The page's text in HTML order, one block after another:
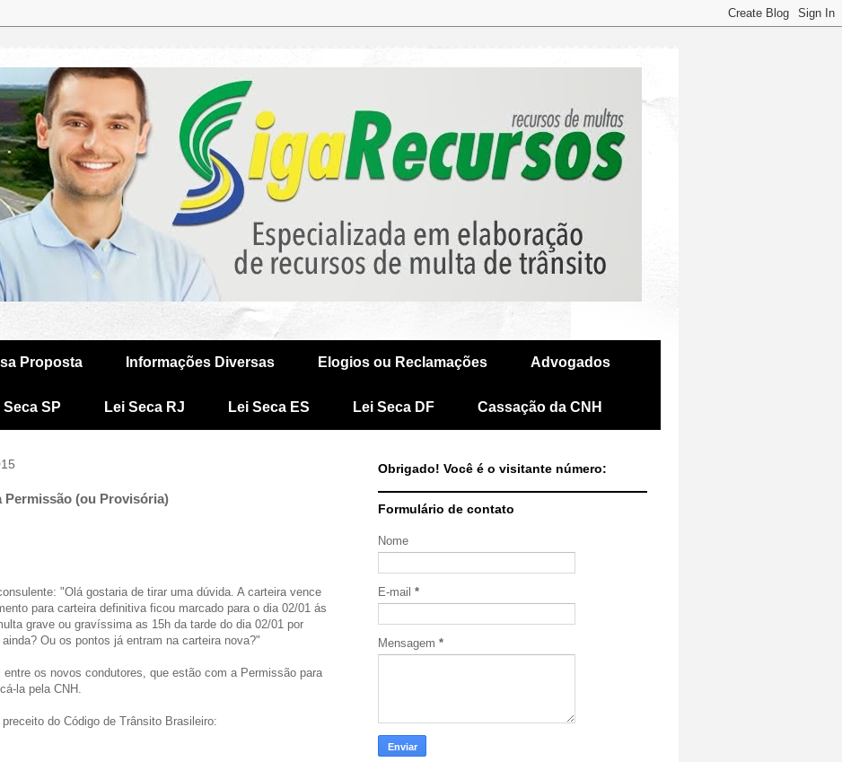
Proposta Informações Diversas Elogios ou Reclamações Advogados
Seca SP Lei Seca RJ Lei Seca ES Lei Seca DF Cassação da CNH
Permissão (ou Provisória)
"Olá gostaria de tirar uma dúvida. A carteira vence
para carteira definitiva ficou marcado para o dia 02/01 ás
grave ou gravíssima as 15h da tarde do dia 02/01 por
Ou os pontos já entram na carteira nova?"
os novos condutores, que estão com a Permissão para
la pela CNH.
do Código de Trânsito Brasileiro:
Obrigado! Você é o visitante número:
Formulário de contato
Nome
E-mail *
Mensagem *